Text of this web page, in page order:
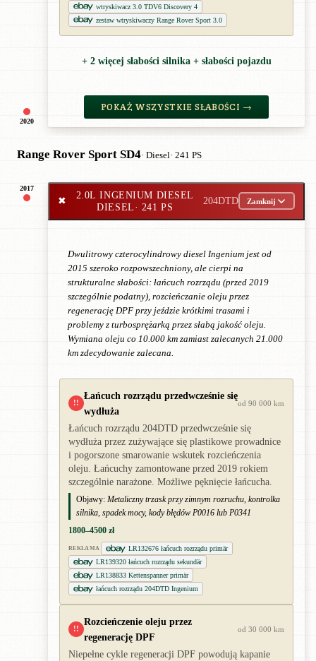
2020
wtryskiwacz 3.0 TDV6 Discovery 4
zestaw wtryskiwaczy Range Rover Sport 3.0
+ 2 więcej słabości silnika + słabości pojazdu
POKAŻ WSZYSTKIE SŁABOŚCI →
Range Rover Sport SD4· Diesel· 241 PS
2017
✖
2.0L INGENIUM DIESEL
DIESEL· 241 PS
204DTD Zamknij
Dwulitrowy czterocylindrowy diesel Ingenium jest od
2015 szeroko rozpowszechniony, ale cierpi na
strukturalne słabości: łańcuch rozrządu (przed 2019
szczególnie podatny), rozcieńczanie oleju przez
regenerację DPF przy jeździe krótkimi trasami i
problemy z turbosprężarką przez słabą jakość oleju.
Wymiana oleju co 10.000 km zamiast zalecanych 21.000
km zdecydowanie zalecana.
!!
Łańcuch rozrządu przedwcześnie się
wydłuża
od 90 000 km
Łańcuch rozrządu 204DTD przedwcześnie się
wydłuża przez zużywające się plastikowe prowadnice
i pogorszone smarowanie wskutek rozcieńczenia
oleju. Łańcuchy zamontowane przed 2019 rokiem
szczególnie narażone. Możliwe pęknięcie łańcucha.
Objawy: Metaliczny trzask przy zimnym rozruchu, kontrolka
silnika, spadek mocy, kody błędów P0016 lub P0341
1800–4500 zł
REKLAMA
LR132676 łańcuch rozrządu primär
LR139320 łańcuch rozrządu sekundär
LR138833 Kettenspanner primär
łańcuch rozrządu 204DTD Ingenium
!!
Rozcieńczenie oleju przez
regenerację DPF
od 30 000 km
Niepełne cykle regeneracji DPF powodują kapanie